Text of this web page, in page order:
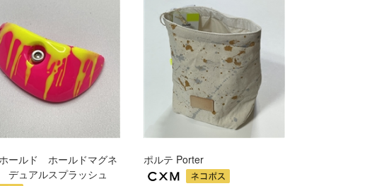
ールド ホールドマグネ
デュアルスプラッシュ
ポルテ Porter